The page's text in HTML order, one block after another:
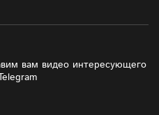
вам видео интересующего